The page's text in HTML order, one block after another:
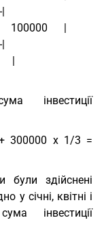
|
100000      |
|
|
інвестиції
300000 х 1/3 =
були здійснені
у січні, квітні і
інвестиції